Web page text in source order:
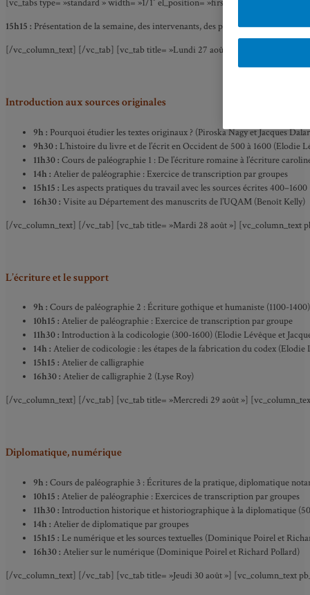
[vc_tabs type= »standard » width= »1/1″ el_position= »first last »] [vc_tab
15h15 : Présentation de la semaine, des intervenants, des participants, suivie
[/vc_column_text] [/vc_tab] [vc_tab title= »Lundi 27 août »] [vc_column_text
Introduction aux sources originales
9h : Pourquoi étudier les textes originaux ? (Piroska Nagy et Jacques
9h30 : L’histoire du livre et de l’écrit en Occident de 500 à 1600 (Elodie
11h30 : Cours de paléographie 1 : De l’écriture romaine à l’écriture
14h : Atelier de paléographie : Exercice de transcription par groupes
15h15 : Les aspects pratiques du travail avec les sources écrites
16h30 : Visite au Département des manuscrits de l’UQAM (Benoît Kelly)
[/vc_column_text] [/vc_tab] [vc_tab title= »Mardi 28 août »] [vc_column_text
L’écriture et le support
9h : Cours de paléographie 2 : Écriture gothique et humaniste (1100-
10h15 : Atelier de paléographie : Exercice de transcription par groupe
11h30 : Introduction à la codicologie (300-1600) (Elodie Lévêque et
14h : Atelier de codicologie : les étapes de la fabrication du codex
15h15 : Atelier de calligraphie
16h30 : Atelier de calligraphie 2 (Lyse Roy)
[/vc_column_text] [/vc_tab] [vc_tab title= »Mercredi 29 août »]
Diplomatique, numérique
9h : Coursde paléographie 3 : Écritures de la pratique, diplomatique
10h15 : Atelier de paléographie : Exercices de transcription par groupes
11h30 : Introduction historique et historiographique à la diplomatique
14h : Atelier de diplomatique par groupes
15h15 : Le numérique et les sources textuelles (Dominique Poirel et
16h30 : Atelier sur le numérique (Dominique Poirel et Richard Pollard)
[/vc_column_text] [/vc_tab] [vc_tab title= »Jeudi 30 août »] [vc_column_text